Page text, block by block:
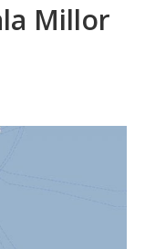
Millor